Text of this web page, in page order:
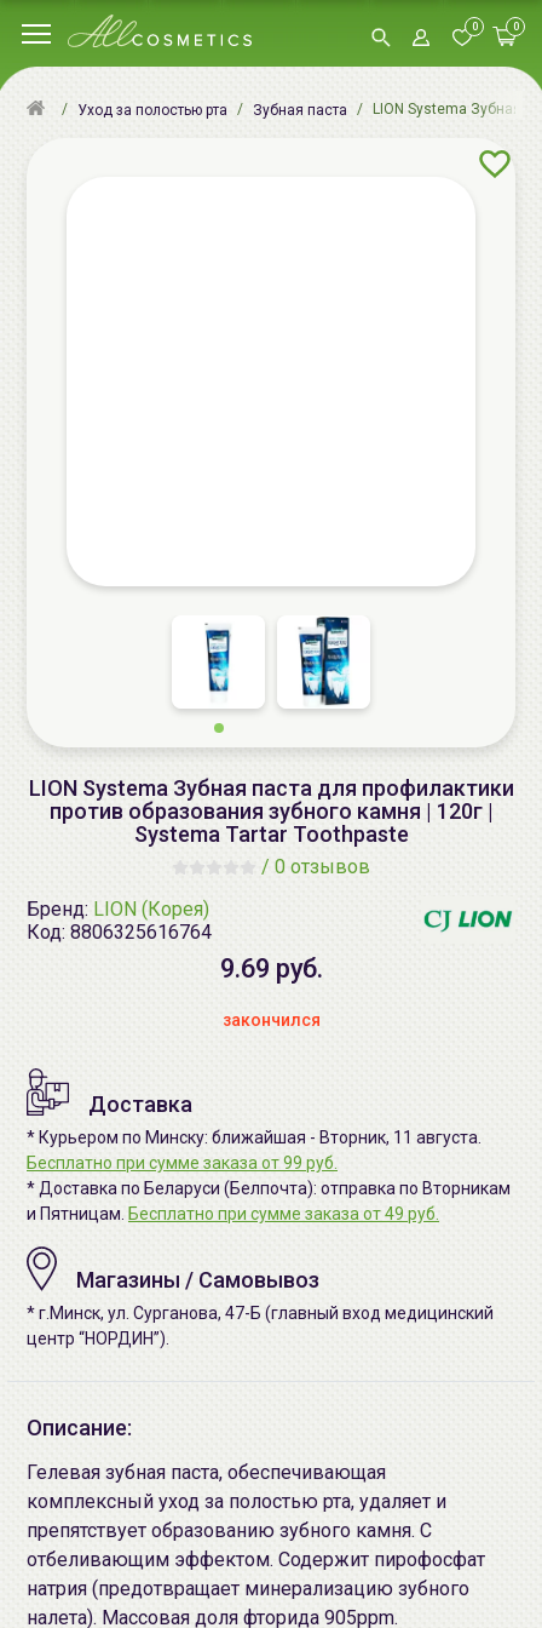
0 0
Уход за полостью рта Зубная паста LION Systema Зубная
LION Systema Зубная паста для профилактики
против образования зубного камня | 120г |
Systema Tartar Toothpaste
/ 0 отзывов
Бренд: LION (Корея)
Код: 8806325616764
9.69 руб.
закончился
Доставка
* Курьером по Минску: ближайшая - Вторник, 11 августа.
Бесплатно при сумме заказа от 99 руб.
* Доставка по Беларуси (Белпочта): отправка по Вторникам
и Пятницам. Бесплатно при сумме заказа от 49 руб.
Магазины / Самовывоз
* г.Минск, ул. Сурганова, 47-Б (главный вход медицинский
центр “НОРДИН”).
Описание:
Гелевая зубная паста, обеспечивающая
комплексный уход за полостью рта, удаляет и
препятствует образованию зубного камня. С
отбеливающим эффектом. Содержит пирофосфат
натрия (предотвращает минерализацию зубного
налета). Массовая доля фторида 905ppm.